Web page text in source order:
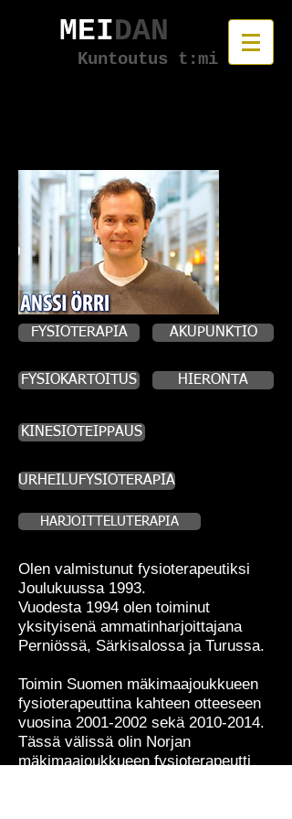
MEIDAN
Kuntoutus t:mi
FYSIOTERAPIA AKUPUNKTIO
FYSIOKARTOITUS HIERONTA
KINESIOTEIPPAUS
URHEILUFYSIOTERAPIA
HARJOITTELUTERAPIA
Olen valmistunut fysioterapeutiksi
Joulukuussa 1993.
Vuodesta 1994 olen toiminut
yksityisenä ammatinharjoittajana
Perniössä, Särkisalossa ja Turussa.
Toimin Suomen mäkimaajoukkueen
fysioterapeuttina kahteen otteeseen
vuosina 2001-2002 sekä 2010-2014.
Tässä välissä olin Norjan
mäkimaajoukkueen fysioterapeutti